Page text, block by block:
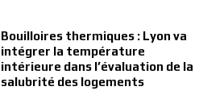
Bouilloires thermiques : Lyon va
intégrer la température
intérieure dans l’évaluation de la
salubrité des logements